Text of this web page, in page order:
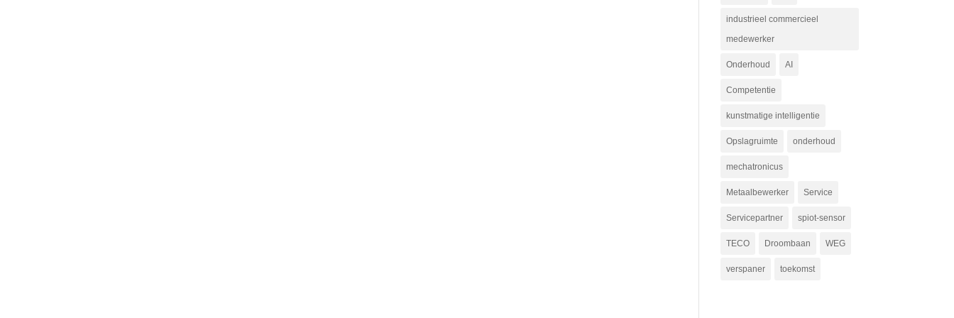
industrieel commercieel
medewerker
Onderhoud AI
Competentie
kunstmatige intelligentie
Opslagruimte onderhoud
mechatronicus
Metaalbewerker Service
Servicepartner spiot-sensor
TECO Droombaan WEG
verspaner toekomst